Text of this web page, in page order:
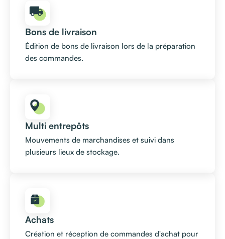
Bons de livraison
Édition de bons de livraison lors de la préparation
des commandes.
Multi entrepôts
Mouvements de marchandises et suivi dans
plusieurs lieux de stockage.
Achats
Création et réception de commandes d'achat pour